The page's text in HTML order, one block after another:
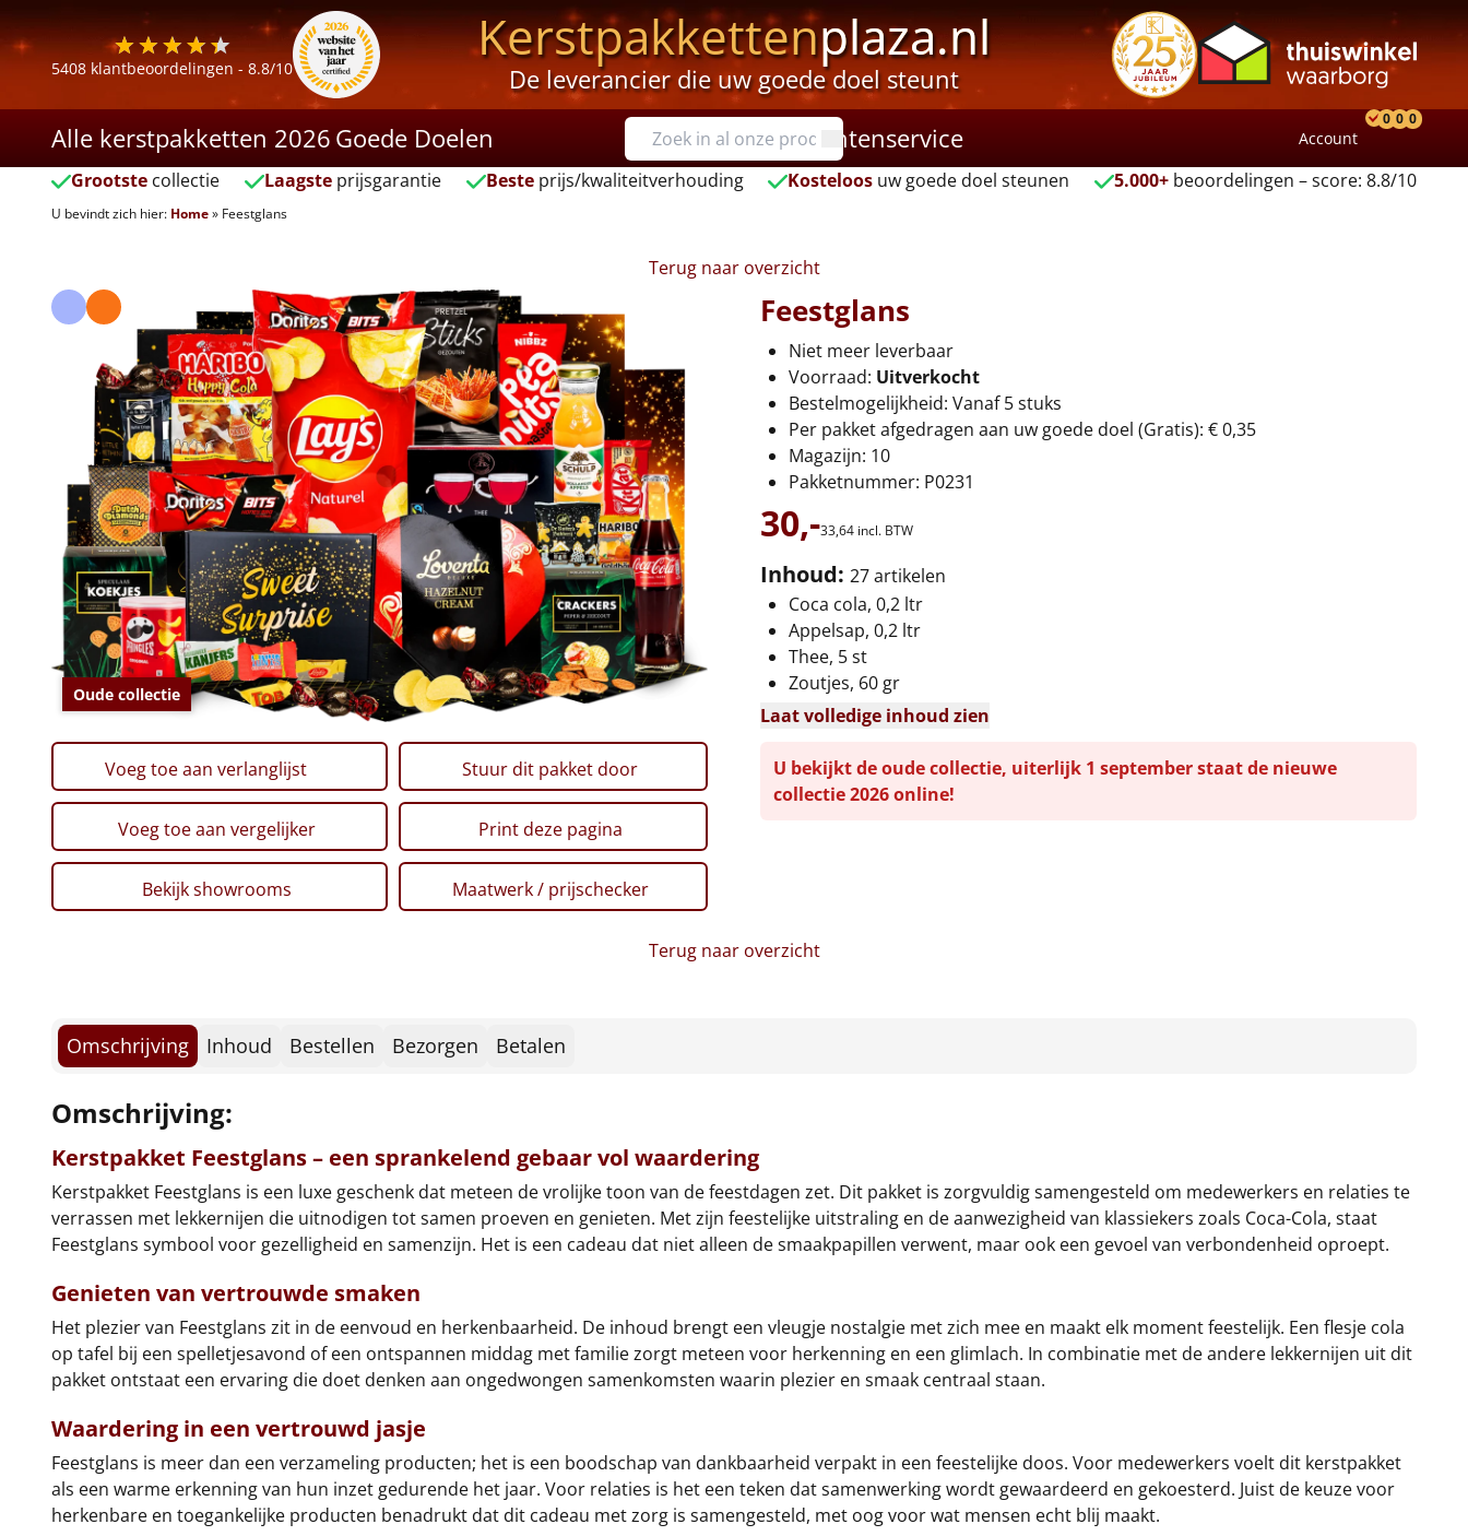
5408 klantbeoordelingen - 8.8/10 Kerstpakkettenplaza.nl
De leverancier die uw goede doel steunt
Alle kerstpakketten 2026 Goede Doelen Klantenservice Account
0 0 0
Grootste collectie Laagsteprijsgarantie Besteprijs/kwaliteitverhouding Kosteloos uw goede doel steunen 5.000+ beoordelingen – score: 8.8/10
U bevindt zich hier: Home» Feestglans
Terug naar overzicht
Oude collectie
Feestglans
Niet meer leverbaar
Voorraad: Uitverkocht
Bestelmogelijkheid: Vanaf 5 stuks
Per pakket afgedragen aan uw goede doel (Gratis): € 0,35
Magazijn: 10
Pakketnummer: P0231
30,-33,64 incl. BTW
Inhoud: 27 artikelen
Coca cola, 0,2 ltr
Appelsap, 0,2 ltr
Thee, 5 st
Zoutjes, 60 gr
Laat volledige inhoud zien
Voeg toe aan verlanglijst Stuur dit pakket door
Voeg toe aan vergelijker Print deze pagina
Bekijk showrooms Maatwerk / prijschecker
U bekijkt de oude collectie, uiterlijk 1 september staat de nieuwe
collectie 2026 online!
Terug naar overzicht
Omschrijving Inhoud Bestellen Bezorgen Betalen
Omschrijving:
Kerstpakket Feestglans – een sprankelend gebaar vol waardering
Kerstpakket Feestglans is een luxe geschenk dat meteen de vrolijke toon van de feestdagen zet. Dit pakket is zorgvuldig samengesteld om medewerkers en relaties te
verrassen met lekkernijen die uitnodigen tot samen proeven en genieten. Met zijn feestelijke uitstraling en de aanwezigheid van klassiekers zoals Coca-Cola, staat
Feestglans symbool voor gezelligheid en samenzijn. Het is een cadeau dat niet alleen de smaakpapillen verwent, maar ook een gevoel van verbondenheid oproept.
Genieten van vertrouwde smaken
Het plezier van Feestglans zit in de eenvoud en herkenbaarheid. De inhoud brengt een vleugje nostalgie met zich mee en maakt elk moment feestelijk. Een flesje cola
op tafel bij een spelletjesavond of een ontspannen middag met familie zorgt meteen voor herkenning en een glimlach. In combinatie met de andere lekkernijen uit dit
pakket ontstaat een ervaring die doet denken aan ongedwongen samenkomsten waarin plezier en smaak centraal staan.
Waardering in een vertrouwd jasje
Feestglans is meer dan een verzameling producten; het is een boodschap van dankbaarheid verpakt in een feestelijke doos. Voor medewerkers voelt dit kerstpakket
als een warme erkenning van hun inzet gedurende het jaar. Voor relaties is het een teken dat samenwerking wordt gewaardeerd en gekoesterd. Juist de keuze voor
herkenbare en toegankelijke producten benadrukt dat dit cadeau met zorg is samengesteld, met oog voor wat mensen echt blij maakt.